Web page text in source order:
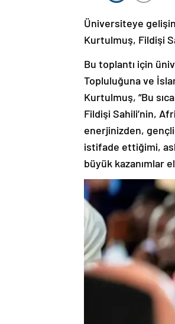
Üniversiteye
Kurtulmuş, Fildişi
Bu toplantı için
Topluluğuna ve
Kurtulmuş, “Bu
Fildişi Sahili’nin,
enerjinizden,
istifade ettiğimi,
büyük kazanımlar